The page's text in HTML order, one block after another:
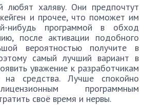
любят халяву. Они предпочтут
кейген и прочее, что поможет им
нибудь программой в обход
после активации подобного
вероятностью получите в
самый лучший вариант в
уважение к разработчикам
средства. Лучше спокойно
программным
своё время и нервы.